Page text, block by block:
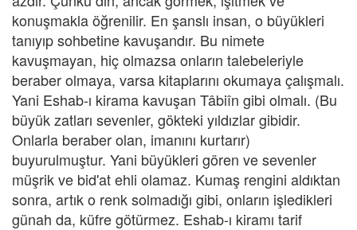
konuşmakla öğrenilir. En şanslı insan, o büyükleri
tanıyıp sohbetine kavuşandır. Bu nimete
kavuşmayan, hiç olmazsa onların talebeleriyle
beraber olmaya, varsa kitaplarını okumaya çalışmalı.
Yani Eshab-ı kirama kavuşan Tâbiîn gibi olmalı. (Bu
büyük zatları sevenler, gökteki yıldızlar gibidir.
Onlarla beraber olan, imanını kurtarır)
buyurulmuştur. Yani büyükleri gören ve sevenler
müşrik ve bid'at ehli olamaz. Kumaş rengini aldıktan
sonra, artık o renk solmadığı gibi, onların işledikleri
günah da, küfre götürmez. Eshab-ı kiramı tarif